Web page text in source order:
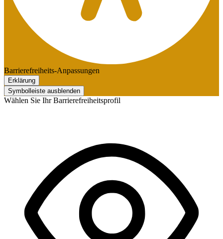
Barrierefreiheits-Anpassungen
Erklärung
Symbolleiste ausblenden
Wählen Sie Ihr Barrierefreiheitsprofil